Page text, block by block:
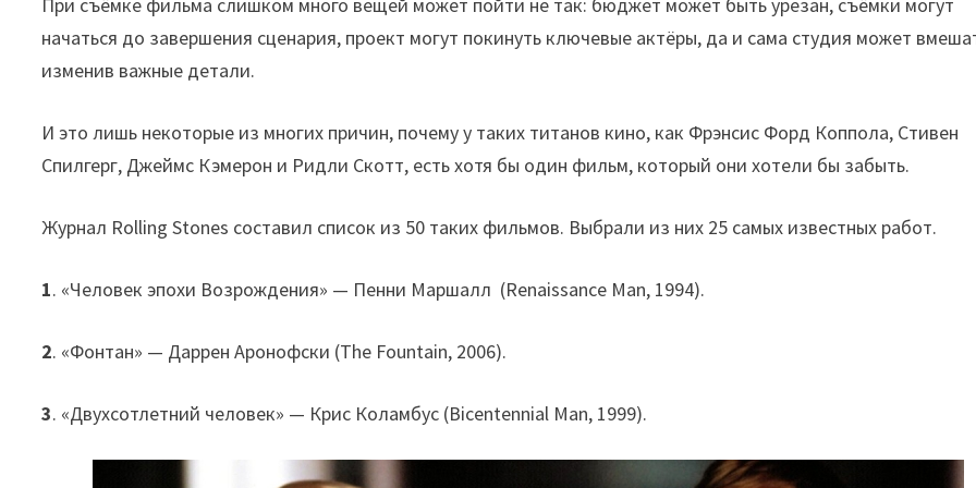
начаться до завершения сценария, проект могут покинуть ключевые актёры, да и сама студия может
изменив важные детали.
И это лишь некоторые из многих причин, почему у таких титанов кино, как Фрэнсис Форд Коппола, Стивен
Спилгерг, Джеймс Кэмерон и Ридли Скотт, есть хотя бы один фильм, который они хотели бы забыть.
Журнал Rolling Stones составил список из 50 таких фильмов. Выбрали из них 25 самых известных работ.
1. «Человек эпохи Возрождения» — Пенни Маршалл (Renaissance Man, 1994).
2. «Фонтан» — Даррен Аронофски (The Fountain, 2006).
3. «Двухсотлетний человек» — Крис Коламбус (Bicentennial Man, 1999).